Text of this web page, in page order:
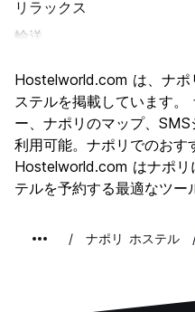
リラックス
輸送
文化
ナイトライフ
コストパフォーマンス
Hostelworld.com は、ナ
ステルを掲載しています
ー、ナポリのマップ、
利用可能。ナポリでのおす
Hostelworld.com はナポリ
テルを予約する最適なツー
ナポリ ホステル